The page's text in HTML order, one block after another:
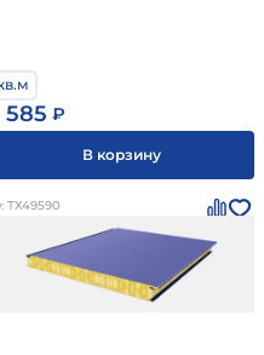
585 ₽
В корзину
ТХ49590